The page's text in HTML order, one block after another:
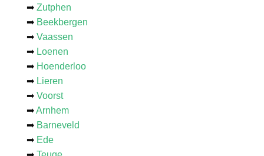
➡ Zutphen
➡ Beekbergen
➡ Vaassen
➡ Loenen
➡ Hoenderloo
➡ Lieren
➡ Voorst
➡Arnhem
➡ Barneveld
➡ Ede